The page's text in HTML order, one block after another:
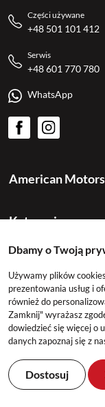
American Motors
Kategorie
Części używane
+48 501 101 412
Serwis
+48 601 770 780
WhatsApp
©2026 American Motors
Realizacja: DeltaM &
Dbamy o Twoją
Używamy plików
prezentowania usług i
również do
Zamknij" wyrażasz
dowiedzieć się więcej o
danych zapoznaj się z
Dostosuj